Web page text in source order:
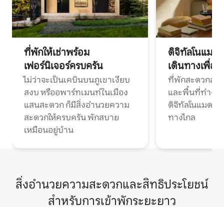
ที่พักให้เช่าพร้อม
เฟอร์นิเจอร์ครบครัน
ไม่ว่าจะเป็นเคบินบนภูเขาเงียบ
สงบ หรืออพาร์ทเมนท์ในเมือง
แสนสะดวก ก็มีสิ่งอำนวยความ
สะดวกให้ครบครัน พักสบาย
เหมือนอยู่บ้าน
ดิจิทัลโนแมด
เดินทางเพื่อ
ที่พักสะดวกสบ
และพื้นที่ทำงา
ดิจิทัลโนแมดแ
ทางไกล
สิ่งอำนวยความสะดวกและสิทธิประโยชน์
สำหรับการเข้าพักระยะยาว